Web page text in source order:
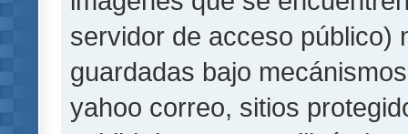
servidor de acceso público)
guardadas bajo
yahoo correo, sitios